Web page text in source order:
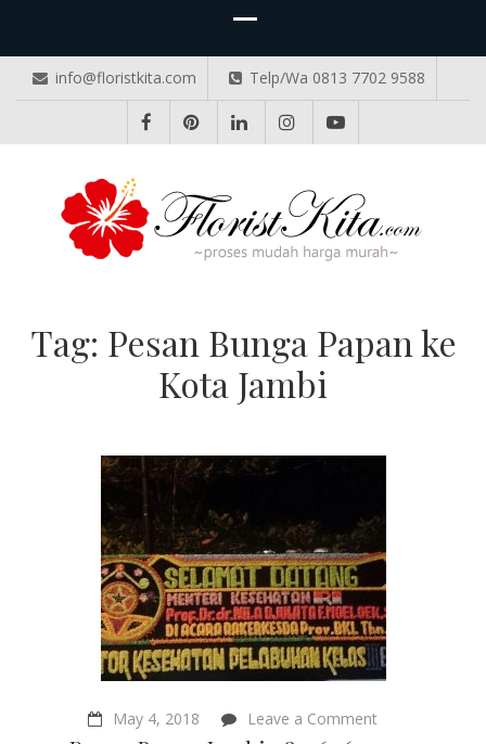
info@floristkita.com Telp/Wa 0813 7702 9588
Tag: Pesan Bunga Papan ke
Kota Jambi
May 4, 2018 Leave a Commenton